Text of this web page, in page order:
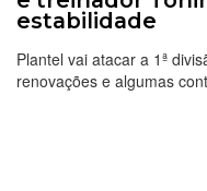
estabilidade
Plantel vai atacar a 1ª
renovações e algumas